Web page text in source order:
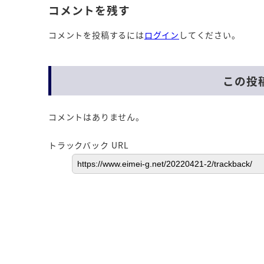
コメントを残す
コメントを投稿するには ログイン してください。
この投
コメントはありません。
トラックバック URL